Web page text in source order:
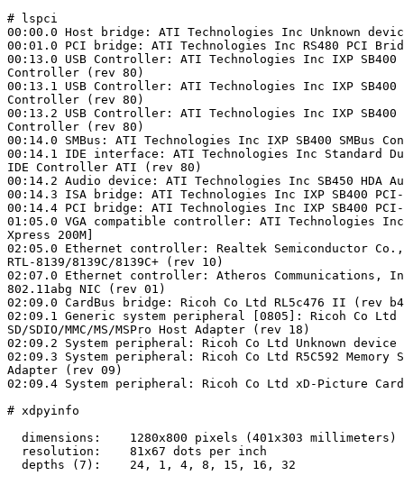
# lspci
00:00.0 Host bridge: ATI Technologies Inc Unknown
00:01.0 PCI bridge: ATI Technologies Inc RS480 PCI
00:13.0 USB Controller: ATI Technologies Inc IXP SB400
Controller (rev 80)
00:13.1 USB Controller: ATI Technologies Inc IXP SB400
Controller (rev 80)
00:13.2 USB Controller: ATI Technologies Inc IXP SB400
Controller (rev 80)
00:14.0 SMBus: ATI Technologies Inc IXP SB400 SMBus
00:14.1 IDE interface: ATI Technologies Inc Standard
IDE Controller ATI (rev 80)
00:14.2 Audio device: ATI Technologies Inc SB450 HDA
00:14.3 ISA bridge: ATI Technologies Inc IXP SB400
00:14.4 PCI bridge: ATI Technologies Inc IXP SB400
01:05.0 VGA compatible controller: ATI Technologies Inc
Xpress 200M]
02:05.0 Ethernet controller: Realtek Semiconductor
RTL-8139/8139C/8139C+ (rev 10)
02:07.0 Ethernet controller: Atheros Communications,
802.11abg NIC (rev 01)
02:09.0 CardBus bridge: Ricoh Co Ltd RL5c476 II (rev
02:09.1 Generic system peripheral [0805]: Ricoh Co Ltd
SD/SDIO/MMC/MS/MSPro Host Adapter (rev 18)
02:09.2 System peripheral: Ricoh Co Ltd Unknown device
02:09.3 System peripheral: Ricoh Co Ltd R5C592 Memory
Adapter (rev 09)
02:09.4 System peripheral: Ricoh Co Ltd xD-Picture
# xdpyinfo
  dimensions:    1280x800 pixels (401x303 millimeters)
  resolution:    81x67 dots per inch
  depths (7):    24, 1, 4, 8, 15, 16, 32